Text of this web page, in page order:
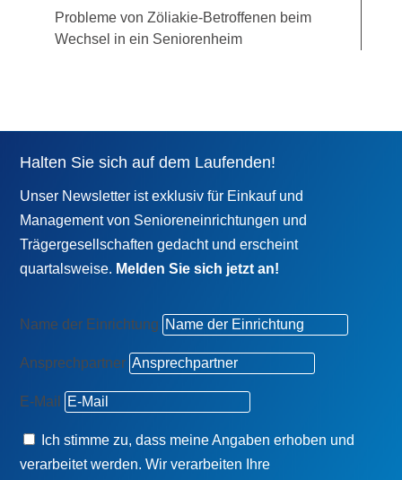
Probleme von Zöliakie-Betroffenen beim
Wechsel in ein Seniorenheim
Halten Sie sich auf dem Laufenden!
Unser Newsletter ist exklusiv für Einkauf und
Management von Senioreneinrichtungen und
Trägergesellschaften gedacht und erscheint
quartalsweise. Melden Sie sich jetzt an!
Name der Einrichtung
Ansprechpartner
E-Mail
Ich stimme zu, dass meine Angaben erhoben und
verarbeitet werden. Wir verarbeiten Ihre